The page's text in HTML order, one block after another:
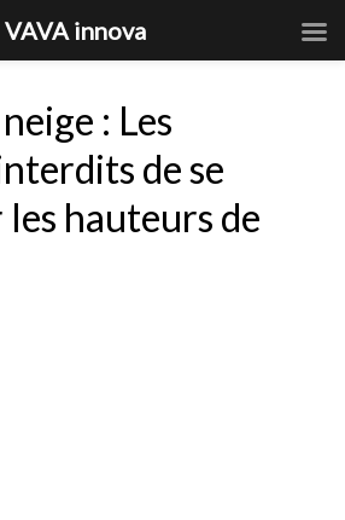
: Les
de se
hauteurs de
VAVA innova